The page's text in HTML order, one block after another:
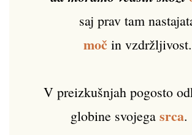
saj prav tam
močin vzdržljivost.
V preizkušnjah pogosto
globine svojega srca.